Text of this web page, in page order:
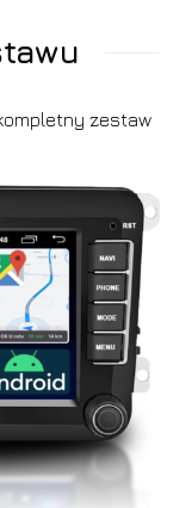
zestaw